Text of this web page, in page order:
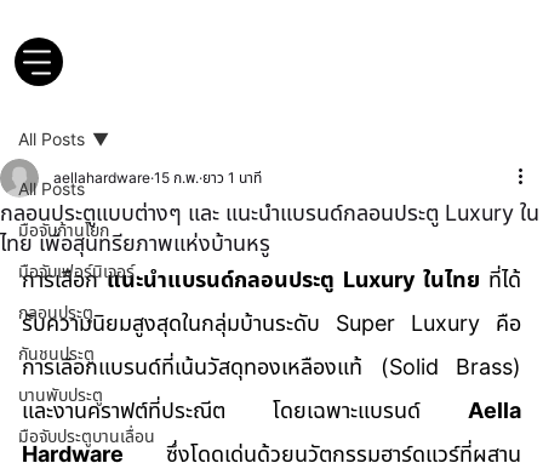
All Posts
มือจับก้านโยก
มือจับเฟอร์นิเจอร์
กลอนประตู
กันชนประตู
บานพับประตู
มือจับประตูบานเลื่อน
All Posts
กลอนประตูแบบต่างๆ และ แนะนำแบรนด์กลอนประตู Luxury ใน
ไทย เพื่อสุนทรียภาพแห่งบ้านหรู
aellahardware 15 ก.พ. ยาว 1 นาที
การเลือก แนะนำแบรนด์กลอนประตู Luxury ในไทย ที่ได้
รับความนิยมสูงสุดในกลุ่มบ้านระดับ Super Luxury คือ
การเลือกแบรนด์ที่เน้นวัสดุทองเหลืองแท้ (Solid Brass)
และงานคราฟต์ที่ประณีต โดยเฉพาะแบรนด์ Aella
Hardware ซึ่งโดดเด่นด้วยนวัตกรรมฮาร์ดแวร์ที่ผสาน